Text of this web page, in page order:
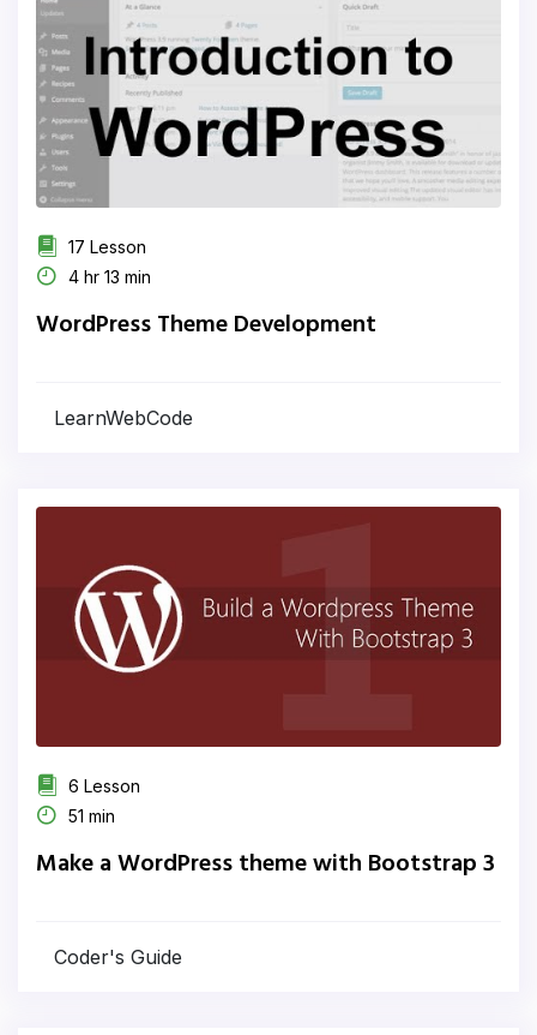
17 Lesson
4 hr 13 min
WordPress Theme Development
LearnWebCode
6 Lesson
51 min
Make a WordPress theme with Bootstrap 3
Coder's Guide